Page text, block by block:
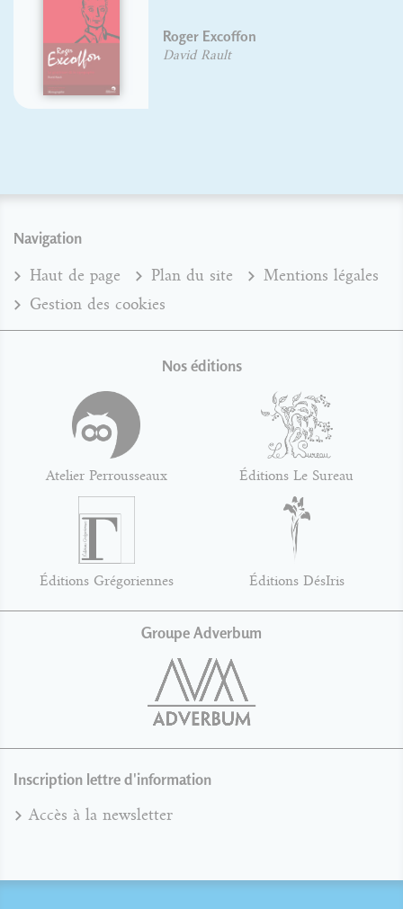
Roger Excoffon
David Rault
Navigation
Haut de page Plan du site
Mentions légales
Gestion des cookies
Nos éditions
Atelier Perrousseaux Éditions Le Sureau
Éditions Grégoriennes Éditions DésIris
Groupe Adverbum
Inscription lettre d'information
Accès à la newsletter